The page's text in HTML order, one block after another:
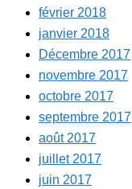
février 2018
janvier 2018
Décembre 2017
novembre 2017
octobre 2017
septembre 2017
août 2017
juillet 2017
juin 2017